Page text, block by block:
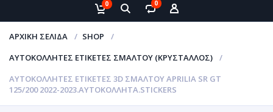
0 0
ΑΡΧΙΚΉ ΣΕΛΊΔΑ
SHOP
ΑΥΤΟΚΌΛΛΗΤΕΣ ΕΤΙΚΈΤΕΣ ΣΜΆΛΤΟΥ (ΚΡΥΣΤΑΛΛΟΣ)
ΑΥΤΟΚΌΛΛΗΤΕΣ ΕΤΙΚΈΤΕΣ 3D ΣΜΆΛΤΟΥ APRILIA SR GT
125/200 2022-2023.ΑΥΤΟΚΌΛΛΗΤΑ.STICKERS